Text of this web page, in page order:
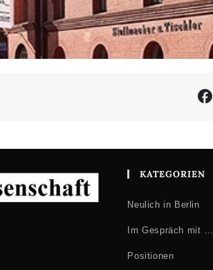
KATEGORIEN
Neulich in Berlin
Im Gespräch mit …
Positionen